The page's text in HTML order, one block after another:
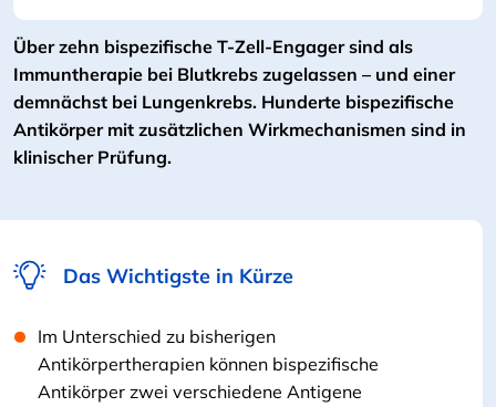
Über zehn bispezifische T-Zell-Engager sind als
Immuntherapie bei Blutkrebs zugelassen – und einer
demnächst bei Lungenkrebs. Hunderte bispezifische
Antikörper mit zusätzlichen Wirkmechanismen sind in
klinischer Prüfung.
Das Wichtigste in Kürze
Im Unterschied zu bisherigen
Antikörpertherapien können bispezifische
Antikörper zwei verschiedene Antigene